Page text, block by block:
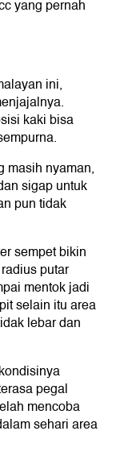
yang pernah
ini,
kaki bisa
masih nyaman,
sigap untuk
pun tidak
sempet bikin
putar
mentok jadi
selain itu area
lebar dan
pegal
mencoba
sehari area